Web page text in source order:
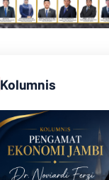
Kolumnis